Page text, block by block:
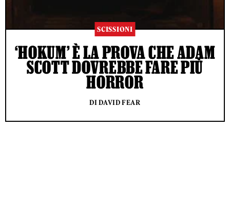
SCISSIONI
‘HOKUM’ È LA PROVA CHE ADAM
SCOTT DOVREBBE FARE PIÙ
HORROR
DI DAVID FEAR